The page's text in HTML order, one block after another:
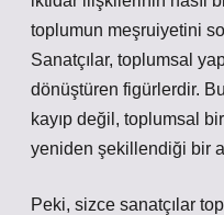
toplumun meşruiyetini
Sanatçılar, toplumsal
dönüştüren figürlerdir.
kayıp değil, toplumsal
yeniden şekillendiği bir
Peki, sizce sanatçılar